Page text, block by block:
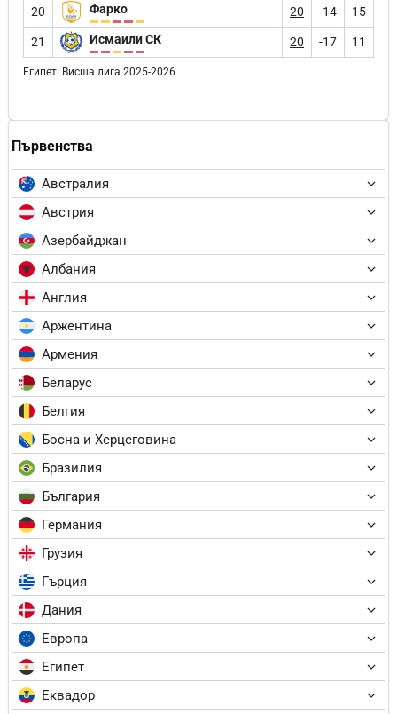
Първенства
Австралия
Австрия
Азербайджан
Албания
Англия
Аржентина
Армения
Беларус
Белгия
Босна и Херцеговина
Бразилия
България
Германия
Грузия
Гърция
Дания
Европа
Египет
Еквадор
20 Фарко 20 -14 15
21 Исмаили СК 20 -17 11
Египет: Висша лига 2025-2026